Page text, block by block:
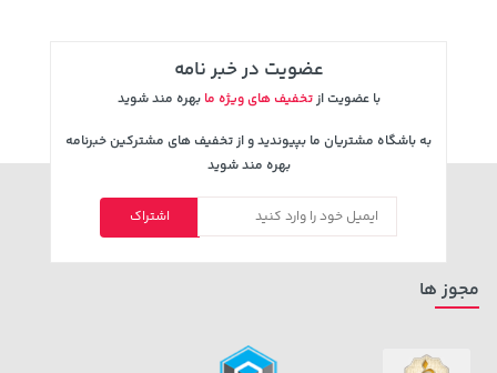
خرید
2,679,000 تومان
عضویت در خبر نامه
با عضویت ازتخفیف های ویژه ما بهره مند شوید
به باشگاه مشتریان ما بپیوندید و از تخفیف های مشترکین خبرنامه
بهره مند شوید
اشتراک
مجوز ها